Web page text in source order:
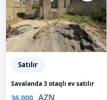
Satılır
Savalanda 3 otaqlı ev satılır
36,000 AZN